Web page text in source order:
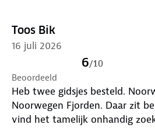
Toos Bik
16 juli 2026
6/10
Beoordeeld
Heb twee gidsjes besteld.
Noorwegen Fjorden. Daar zit
vind het tamelijk onhandig